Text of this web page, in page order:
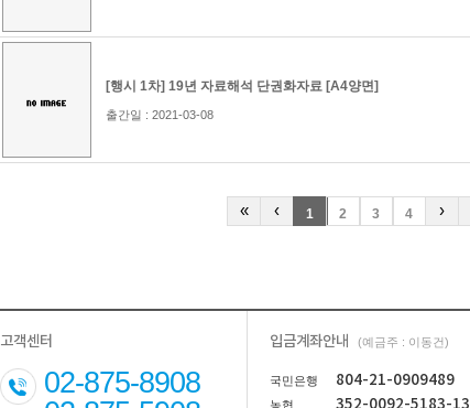
[행시 1차] 19년 자료해석 단권화자료 [A4양면]
출간일 : 2021-03-08
« ‹ 1 2 3 4 ›
고객센터
02-875-8908
입금계좌안내 (예금주 : 이동건)
국민은행 804-21-0909489
농협